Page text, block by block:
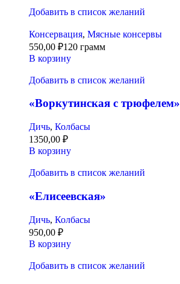
Добавить в список желаний
Консервация, Мясные консервы
550,00 ₽120 грамм
В корзину
Добавить в список желаний
«Воркутинская с трюфелем»
Дичь, Колбасы
1350,00 ₽
В корзину
Добавить в список желаний
«Елисеевская»
Дичь, Колбасы
950,00 ₽
В корзину
Добавить в список желаний